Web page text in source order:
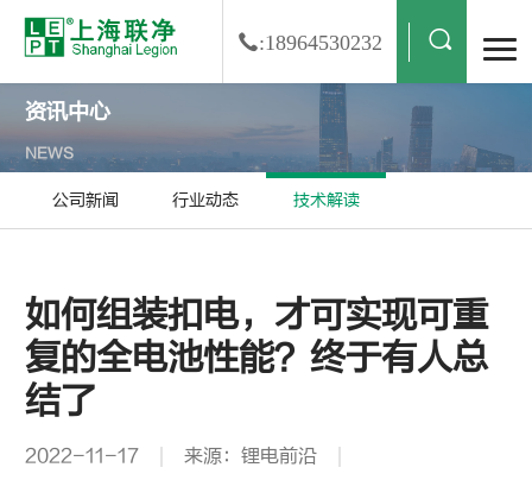
:18964530232
资讯中心
NEWS
公司新闻 行业动态 技术解读
如何组装扣电，才可实现可重
复的全电池性能？终于有人总
结了
2022-11-17 来源：锂电前沿